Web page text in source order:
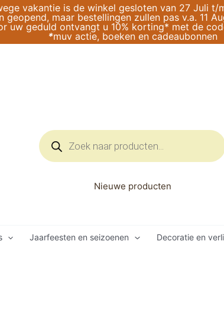
vakantie is de winkel gesloten van 27 Juli t/
geopend, maar bestellingen zullen pas v.a. 11
uw geduld ontvangt u 10% korting* met de
*muv actie, boeken en cadeaubonnen
Producten
zoeken
Nieuwe producten
Jaarfeesten en seizoenen Decoratie en